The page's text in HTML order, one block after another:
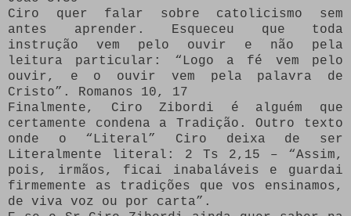
Ciro quer falar sobre catolicismo sem
antes aprender. Esqueceu que toda
instrução vem pelo ouvir e não pela
leitura particular: “Logo a fé vem pelo
ouvir, e o ouvir vem pela palavra de
Cristo”. Romanos 10, 17
Finalmente, Ciro Zibordi é alguém que
certamente condena a Tradição. Outro texto
onde o “Literal” Ciro deixa de ser
Literalmente literal: 2 Ts 2,15 – “Assim,
pois, irmãos, ficai inabaláveis e guardai
firmemente as tradições que vos ensinamos,
de viva voz ou por carta”.